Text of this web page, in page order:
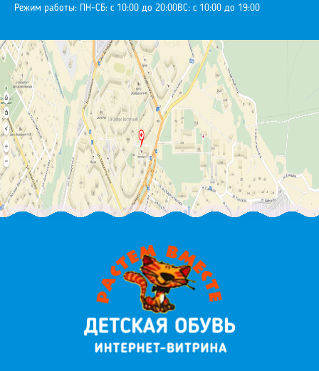
Режим работы: ПН-СБ: с 10:00 до 20:00ВС: с 10:00 до 19:00